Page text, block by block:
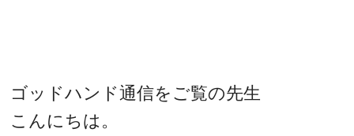
ゴッドハンド通信をご覧の先生
こんにちは。